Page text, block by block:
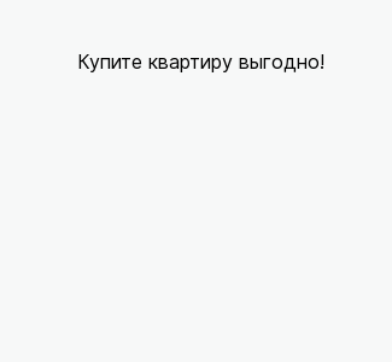
Купите квартиру выгодно!